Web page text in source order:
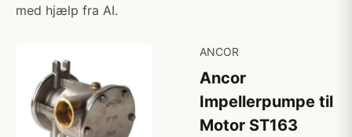
med hjælp fra AI.
ANCOR
Ancor
Impellerpumpe til
Motor ST163